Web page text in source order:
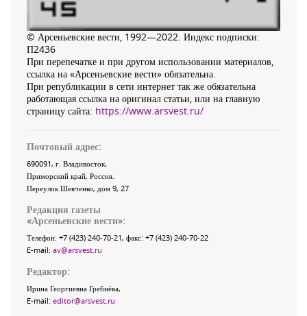
© Арсеньевские вести, 1992—2022. Индекс подписки:
П2436
При перепечатке и при другом использовании материалов,
ссылка на «Арсеньевские вести» обязательна.
При републикации в сети интернет так же обязательна
работающая ссылка на оригинал статьи, или на главную
страницу сайта: https://www.arsvest.ru/
Почтовый адрес:
690091, г. Владивосток,
Приморский край, Россия
Переулок Шевченко, дом 9, 27
Редакция газеты
«Арсеньевские вести»:
Телефон: +7 (423) 240-70-21, факс: +7 (423) 240-70-22
E-mail: av@arsvest.ru
Редактор:
Ирина Георгиевна Гребнёва,
E-mail: editor@arsvest.ru